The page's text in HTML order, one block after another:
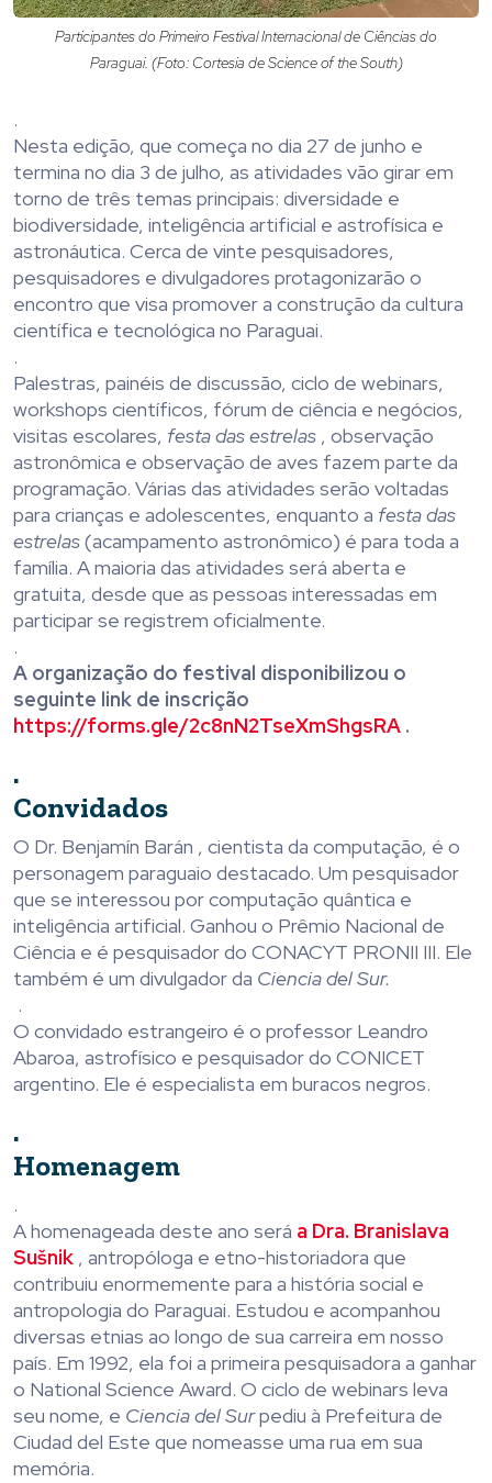
Participantes do Primeiro Festival Internacional de Ciências do
Paraguai. (Foto: Cortesia de Science of the South)
.
Nesta edição, que começa no dia 27 de junho e
termina no dia 3 de julho, as atividades vão girar em
torno de três temas principais: diversidade e
biodiversidade, inteligência artificial e astrofísica e
astronáutica. Cerca de vinte pesquisadores,
pesquisadores e divulgadores protagonizarão o
encontro que visa promover a construção da cultura
científica e tecnológica no Paraguai.
.
Palestras, painéis de discussão, ciclo de webinars,
workshops científicos, fórum de ciência e negócios,
visitas escolares, festa das estrelas , observação
astronômica e observação de aves fazem parte da
programação. Várias das atividades serão voltadas
para crianças e adolescentes, enquanto a festa das
estrelas(acampamento astronômico) é para toda a
família. A maioria das atividades será aberta e
gratuita, desde que as pessoas interessadas em
participar se registrem oficialmente.
.
A organização do festival disponibilizou o
seguinte link de inscrição
https://forms.gle/2c8nN2TseXmShgsRA .
.
Convidados
O Dr. Benjamín Barán , cientista da computação, é o
personagem paraguaio destacado. Um pesquisador
que se interessou por computação quântica e
inteligência artificial. Ganhou o Prêmio Nacional de
Ciência e é pesquisador do CONACYT PRONII III. Ele
também é um divulgador da Ciencia del Sur.
.
O convidado estrangeiro é o professor Leandro
Abaroa, astrofísico e pesquisador do CONICET
argentino. Ele é especialista em buracos negros.
.
Homenagem
.
A homenageada deste ano será a Dra. Branislava
Sušnik , antropóloga e etno-historiadora que
contribuiu enormemente para a história social e
antropologia do Paraguai. Estudou e acompanhou
diversas etnias ao longo de sua carreira em nosso
país. Em 1992, ela foi a primeira pesquisadora a ganhar
o National Science Award. O ciclo de webinars leva
seu nome, e Ciencia del Surpediu à Prefeitura de
Ciudad del Este que nomeasse uma rua em sua
memória.